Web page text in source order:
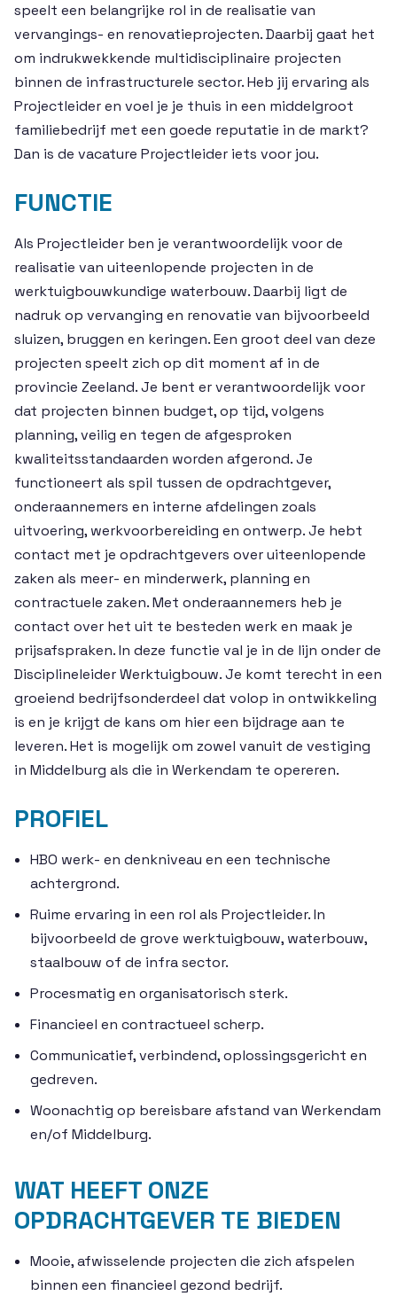
speelt een belangrijke rol in de realisatie van
vervangings- en renovatieprojecten. Daarbij gaat het
om indrukwekkende multidisciplinaire projecten
binnen de infrastructurele sector. Heb jij ervaring als
Projectleider en voel je je thuis in een middelgroot
familiebedrijf met een goede reputatie in de markt?
Dan is de vacature Projectleider iets voor jou.
FUNCTIE
Als Projectleider ben je verantwoordelijk voor de
realisatie van uiteenlopende projecten in de
werktuigbouwkundige waterbouw. Daarbij ligt de
nadruk op vervanging en renovatie van bijvoorbeeld
sluizen, bruggen en keringen. Een groot deel van deze
projecten speelt zich op dit moment af in de
provincie Zeeland. Je bent er verantwoordelijk voor
dat projecten binnen budget, op tijd, volgens
planning, veilig en tegen de afgesproken
kwaliteitsstandaarden worden afgerond. Je
functioneert als spil tussen de opdrachtgever,
onderaannemers en interne afdelingen zoals
uitvoering, werkvoorbereiding en ontwerp. Je hebt
contact met je opdrachtgevers over uiteenlopende
zaken als meer- en minderwerk, planning en
contractuele zaken. Met onderaannemers heb je
contact over het uit te besteden werk en maak je
prijsafspraken. In deze functie val je in de lijn onder de
Disciplineleider Werktuigbouw. Je komt terecht in een
groeiend bedrijfsonderdeel dat volop in ontwikkeling
is en je krijgt de kans om hier een bijdrage aan te
leveren. Het is mogelijk om zowel vanuit de vestiging
in Middelburg als die in Werkendam te opereren.
PROFIEL
HBO werk- en denkniveau en een technische
achtergrond.
Ruime ervaring in een rol als Projectleider. In
bijvoorbeeld de grove werktuigbouw, waterbouw,
staalbouw of de infra sector.
Procesmatig en organisatorisch sterk.
Financieel en contractueel scherp.
Communicatief, verbindend, oplossingsgericht en
gedreven.
Woonachtig op bereisbare afstand van Werkendam
en/of Middelburg.
WAT HEEFT ONZE
OPDRACHTGEVER TE BIEDEN
Mooie, afwisselende projecten die zich afspelen
binnen een financieel gezond bedrijf.